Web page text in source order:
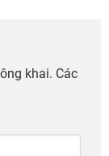
khai. Các